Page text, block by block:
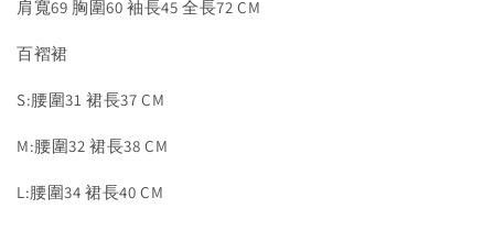
肩寬69 胸圍60 袖長45 全長72 CM
百褶裙
S:腰圍31 裙長37 CM
M:腰圍32 裙長38 CM
L:腰圍34 裙長40 CM